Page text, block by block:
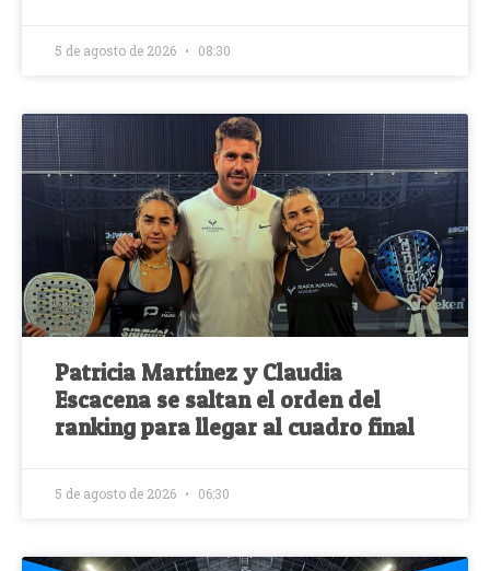
5 de agosto de 2026 08:30
Patricia Martínez y Claudia
Escacena se saltan el orden del
ranking para llegar al cuadro final
5 de agosto de 2026 06:30